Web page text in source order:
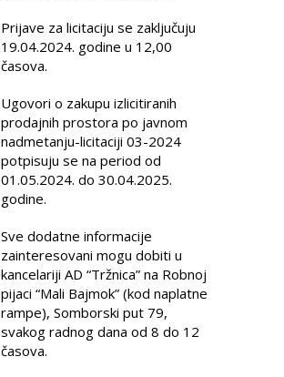
Prijave za licitaciju se zaključuju
19.04.2024. godine u 12,00
časova.
Ugovori o zakupu izlicitiranih
prodajnih prostora po javnom
nadmetanju-licitaciji 03-2024
potpisuju se na period od
01.05.2024. do 30.04.2025.
godine.
Sve dodatne informacije
zainteresovani mogu dobiti u
kancelariji AD “Tržnica” na Robnoj
pijaci “Mali Bajmok” (kod naplatne
rampe), Somborski put 79,
svakog radnog dana od 8 do 12
časova.